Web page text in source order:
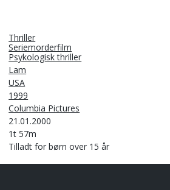
Thriller
Seriemorderfilm
Psykologisk thriller
Lam
USA
1999
Columbia Pictures
21.01.2000
1t 57m
Tilladt for børn over 15 år